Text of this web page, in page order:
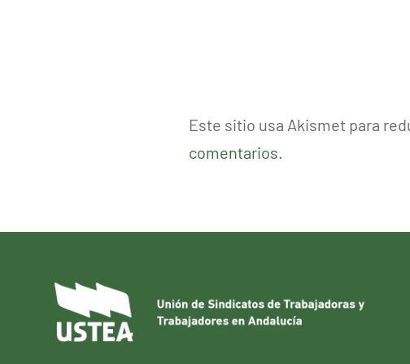
Este sitio usa Akismet para
comentarios.